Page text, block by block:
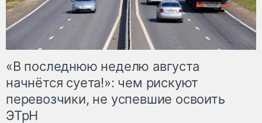
«В последнюю неделю августа
начнётся суета!»: чем рискуют
перевозчики, не успевшие освоить
ЭТрН